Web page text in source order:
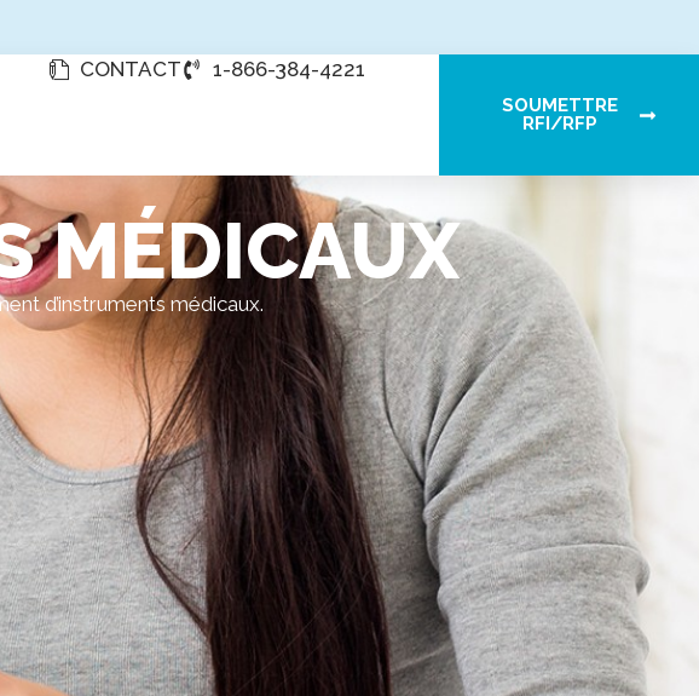
CONTACT 1-866-384-4221
SOUMETTRE
RFI/RFP
MÉDICAUX
d’instruments médicaux.